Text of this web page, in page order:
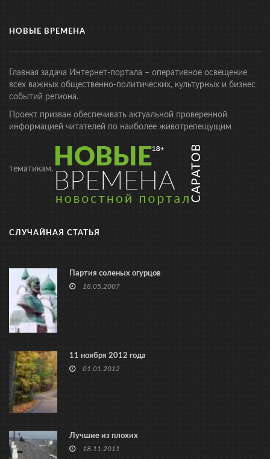
НОВЫЕ ВРЕМЕНА
Главная задача Интернет-портала – оперативное освещение
всех важных общественно-политических, культурных и бизнес
событий региона.
Проект призван обеспечивать актуальной проверенной
информацией читателей по наиболее животрепещущим
тематикам.
СЛУЧАЙНАЯ СТАТЬЯ
Партия соленых огурцов
18.05.2007
11 ноября 2012 года
01.01.2012
Лучшие из плохих
18.11.2011